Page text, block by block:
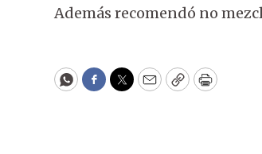
Además recomendó no
WhatsApp
Facebook
Twitter
EmailCopyPrint